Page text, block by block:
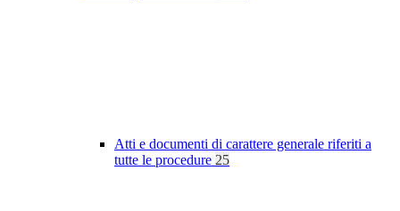
Atti e documenti di carattere generale riferiti a
tutte le procedure 25